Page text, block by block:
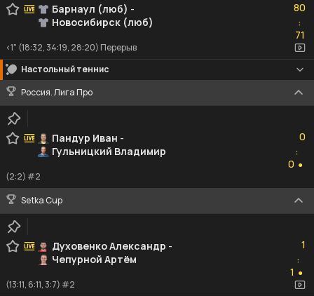
Барнаул (люб) -
Новосибирск (люб)
80
:71
71
<1" (18:32, 34:19, 28:20) Перерыв
Настольный теннис
Россия. Лига Про
Пандур Иван -
Гульницкий Владимир
0
:
0 ●
(2:2) #2
Setka Cup
Духовенко Александр -
Чепурной Артём
1
:
1 ●
(13:11, 6:11, 3:7) #2